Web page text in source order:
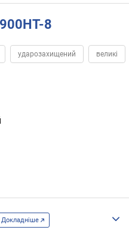
8
ударозахищений великі
Докладніше